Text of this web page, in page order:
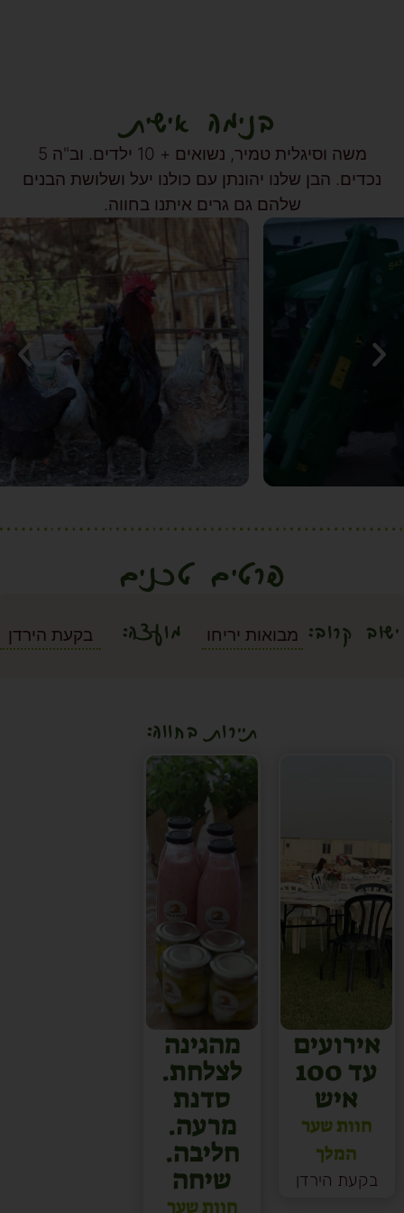
בנימה אישית
משה וסיגלית טמיר, נשואים + 10 ילדים. וב"ה 5
נכדים. הבן שלנו יהונתן עם כולנו יעל ושלושת הבנים
שלהם גם גרים איתנו בחווה.
פרטים טכנים
ישוב קרוב: מבואות יריחו מועצה: בקעת הירדן
תיירות בחווה:
אירועים
עד 100
איש
חוות שער
המלך
בקעת הירדן
מהגינה
לצלחת.
סדנת
מרעה.
חליבה.
שיחה
חוות שער